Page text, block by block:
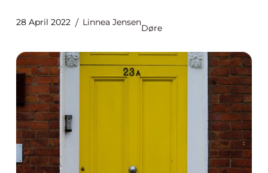
28 April 2022 Linnea Jensen
Døre